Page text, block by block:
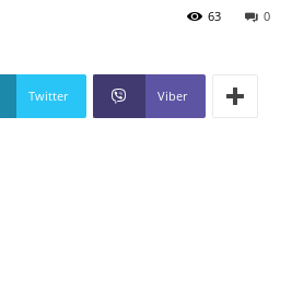
0
63
Twitter Viber